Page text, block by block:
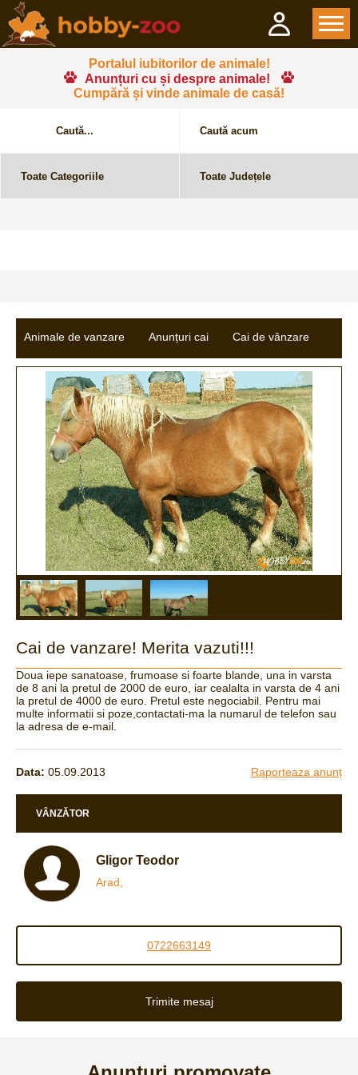
Portalul iubitorilor de animale!
Anunțuri cu și despre animale!
Cumpără și vinde animale de casă!
Animale de vanzare Anunțuri cai Cai de vânzare
Cai de vanzare! Merita vazuti!!!
Doua iepe sanatoase, frumoase si foarte blande, una in varsta
de 8 ani la pretul de 2000 de euro, iar cealalta in varsta de 4 ani
la pretul de 4000 de euro. Pretul este negociabil. Pentru mai
multe informatii si poze,contactati-ma la numarul de telefon sau
la adresa de e-mail.
Data: 05.09.2013 Raporteaza anunț
VÂNZĂTOR
Gligor Teodor
Arad,
0722663149
Trimite mesaj